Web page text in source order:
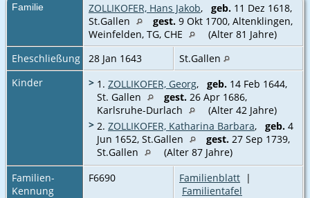
Familie ZOLLIKOFER, Hans Jakob, geb. 11 Dez 1618,
St.Gallen
gest. 9 Okt 1700, Altenklingen,
Weinfelden, TG, CHE
(Alter 81 Jahre)
Eheschließung
28 Jan 1643
St.Gallen
Kinder
> 1. ZOLLIKOFER, Georg, geb. 14 Feb 1644,
St. Gallen
gest. 26 Apr 1686,
Karlsruhe-Durlach
(Alter 42 Jahre)
> 2. ZOLLIKOFER, Katharina Barbara, geb. 4
Jun 1652, St.Gallen
gest. 27 Sep 1739,
St.Gallen
(Alter 87 Jahre)
Familien-
Kennung
F6690 Familienblatt |
Familientafel